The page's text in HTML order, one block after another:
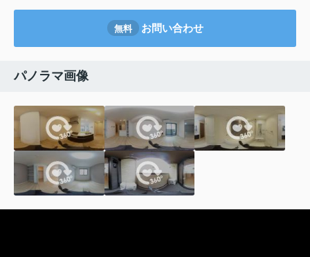
無料 お問い合わせ
パノラマ画像